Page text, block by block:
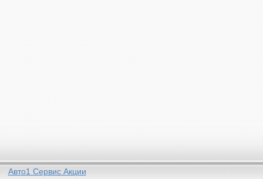
Авто1 Сервис Акции